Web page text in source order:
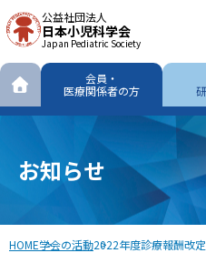
公益社団法人
日本小児科学会
Japan Pediatric Society
会員・
医療関係者の方
お知らせ
HOME学会の活動2022年度診療報酬改